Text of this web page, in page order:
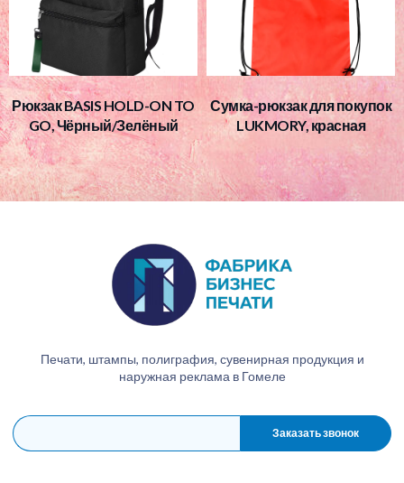
Рюкзак BASIS HOLD-ON TO
GO, Чёрный/Зелёный
Сумка-рюкзак для покупок
LUKMORY, красная
Печати, штампы, полиграфия, сувенирная продукция и
наружная реклама в Гомеле
Заказать звонок